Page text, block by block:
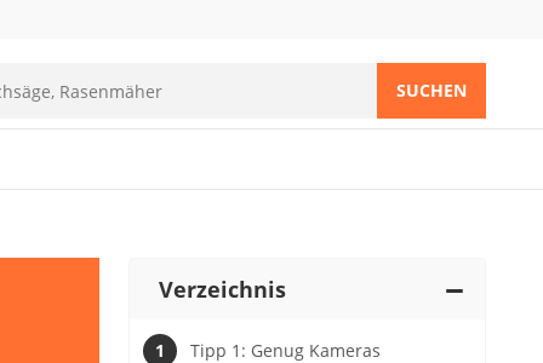
SUCHEN
Verzeichnis
Tipp 1: Genug Kameras